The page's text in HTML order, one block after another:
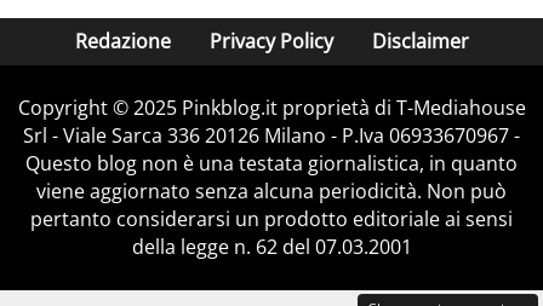
Redazione Privacy Policy Disclaimer
Copyright © 2025 Pinkblog.it proprietà di T-Mediahouse
Srl - Viale Sarca 336 20126 Milano - P.Iva 06933670967 -
Questo blog non è una testata giornalistica, in quanto
viene aggiornato senza alcuna periodicità. Non può
pertanto considerarsi un prodotto editoriale ai sensi
della legge n. 62 del 07.03.2001